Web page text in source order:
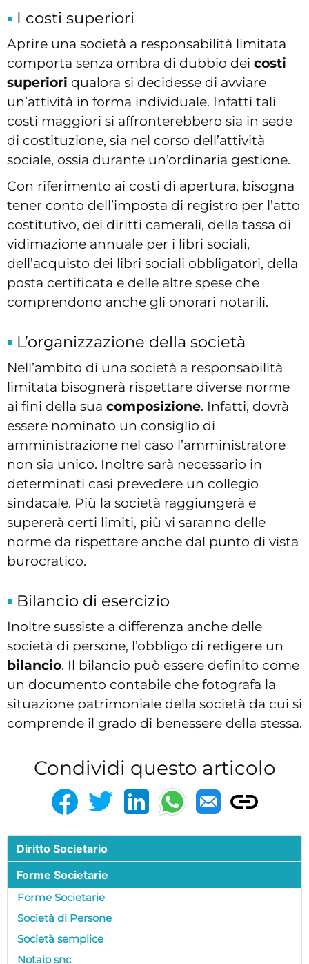
I costi superiori
Aprire una società a responsabilità limitata
comporta senza ombra di dubbio dei costi
superiori qualora si decidesse di avviare
un’attività in forma individuale. Infatti tali
costi maggiori si affronterebbero sia in sede
di costituzione, sia nel corso dell’attività
sociale, ossia durante un’ordinaria gestione.
Con riferimento ai costi di apertura, bisogna
tener conto dell’imposta di registro per l’atto
costitutivo, dei diritti camerali, della tassa di
vidimazione annuale per i libri sociali,
dell’acquisto dei libri sociali obbligatori, della
posta certificata e delle altre spese che
comprendono anche gli onorari notarili.
L’organizzazione della società
Nell’ambito di una società a responsabilità
limitata bisognerà rispettare diverse norme
ai fini della sua composizione. Infatti, dovrà
essere nominato un consiglio di
amministrazione nel caso l’amministratore
non sia unico. Inoltre sarà necessario in
determinati casi prevedere un collegio
sindacale. Più la società raggiungerà e
supererà certi limiti, più vi saranno delle
norme da rispettare anche dal punto di vista
burocratico.
Bilancio di esercizio
Inoltre sussiste a differenza anche delle
società di persone, l’obbligo di redigere un
bilancio. Il bilancio può essere definito come
un documento contabile che fotografa la
situazione patrimoniale della società da cui si
comprende il grado di benessere della stessa.
Condividi questo articolo
Diritto Societario
Forme Societarie
Forme Societarie
Società di Persone
Società semplice
Notaio snc